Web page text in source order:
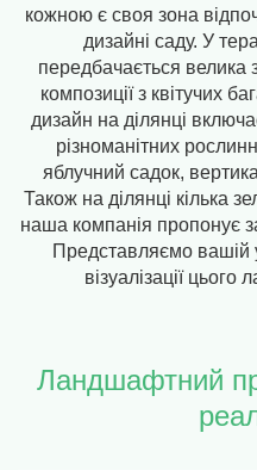
кожною є своя зона
дизайні саду. У
передбачається велика
композиції з квітучих
дизайн на ділянці
різноманітних
яблучний садок,
Також на ділянці кілька
наша компанія пропонує
Представляємо вашій
візуалізації
Ландшафтний